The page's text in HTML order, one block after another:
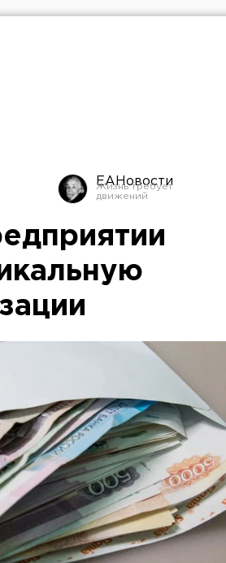
ЕАНовости